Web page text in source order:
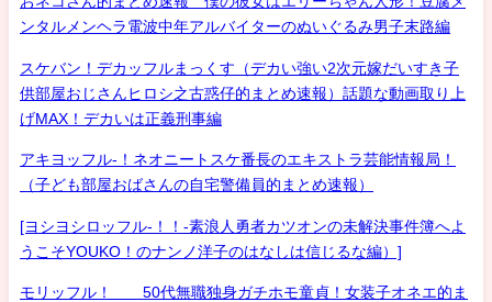
ンタルメンヘラ電波中年アルバイターのぬいぐるみ男子末路編
スケバン！デカッフルまっくす（デカい強い2次元嫁だいすき子
供部屋おじさんヒロシ之古惑仔的まとめ速報）話題な動画取り上
げMAX！デカいは正義刑事編
アキヨッフル-！ネオニートスケ番長のエキストラ芸能情報局！
（子ども部屋おばさんの自宅警備員的まとめ速報）
[ヨシヨシロッフル-！！-素浪人勇者カツオンの未解決事件簿へよ
うこそYOUKO！のナンノ洋子のはなしは信じるな編）]
モリッフル！ 50代無職独身ガチホモ童貞！女装子オネエ的ま